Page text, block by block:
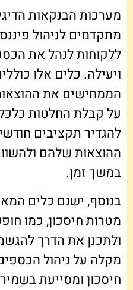
מערכות הבנקאות
מתקדמים לניהול
ללקוחות לנהל את
ויעילה. כלים אלו
הממחישים את
על קבלת החלטות
להגדיר תקציבים
ההוצאות שלהם
במשך זמן.
בנוסף, ישנם כלים
מטרות חיסכון, כמו
ולתכנן את הדרך
מקלה על ניהול
חיסכון ומסייעת